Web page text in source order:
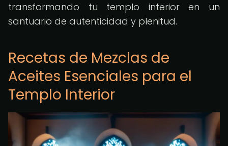
transformando tu templo interior en un
santuario de autenticidad y plenitud.
Recetas de Mezclas de
Aceites Esenciales para el
Templo Interior